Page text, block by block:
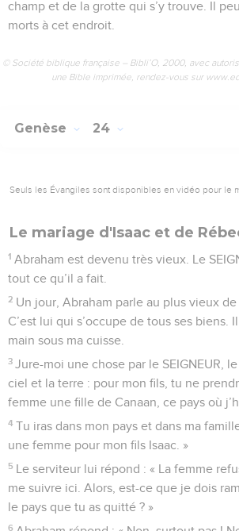
champ et de la grotte qui s’y trouve. Il
morts à cet endroit.
© Société biblique française – Bibli’O, 2000, avec
une Bible imprimée, rendez-vous sur
Genèse 24
Seuls les Évangiles sont disponibles en vidéo pour le
Le mariage d'Isaac et de
1 Abraham est devenu très vieux. Le
tout ce qu’il a fait.
2 Un jour, Abraham parle au plus vieux de
C’est lui qui s’occupe de tous ses biens.
main sous ma cuisse.
3 Jure-moi une chose par le SEIGNEUR,
ciel et la terre : pour mon fils, tu ne
femme une fille de Canaan, ce pays où
4 Tu iras dans mon pays et dans ma
une femme pour mon fils Isaac. »
5 Le serviteur lui répond : « La femme
me suivre ici. Alors, est-ce que je dois
le pays que tu as quitté ? »
6